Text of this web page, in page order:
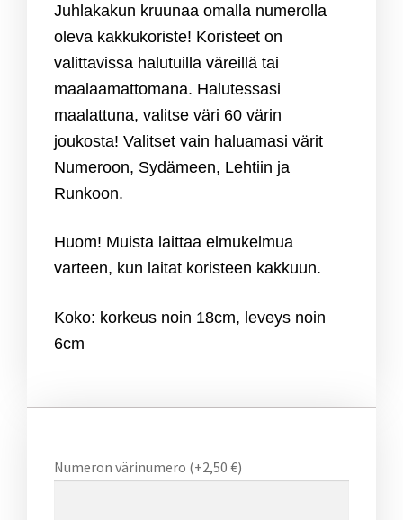
Juhlakakun kruunaa omalla numerolla
oleva kakkukoriste! Koristeet on
valittavissa halutuilla väreillä tai
maalaamattomana. Halutessasi
maalattuna, valitse väri 60 värin
joukosta! Valitset vain haluamasi värit
Numeroon, Sydämeen, Lehtiin ja
Runkoon.
Huom! Muista laittaa elmukelmua
varteen, kun laitat koristeen kakkuun.
Koko: korkeus noin 18cm, leveys noin
6cm
Numeron värinumero (+2,50 €)